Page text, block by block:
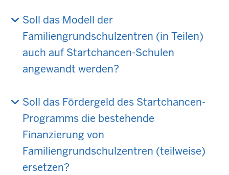
Soll das Modell der
Familiengrundschulzentren (in Teilen)
auch auf Startchancen-Schulen
angewandt werden?
Soll das Fördergeld des Startchancen-
Programms die bestehende
Finanzierung von
Familiengrundschulzentren (teilweise)
ersetzen?